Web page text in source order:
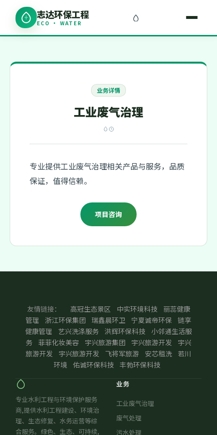
志达环保工程
ECO · WATER
业务详情
工业废气治理
专业提供工业废气治理相关产品与服务，品质
保证，值得信赖。
项目咨询
友情链接： 高冠生态景区 中实环境科技
丽蕊健康
管理
浙江环保集团 瑞鑫晨环卫 宁夏诚帝环保
链享
健康管理
艺兴洗涤服务 洪辉环保科技
小邻通生活服
务 菲菲化妆美容 宇兴旅游集团 宇兴旅游开发
宇兴
旅游开发
宇兴旅游开发 飞将军旅游 安芯租洗
若川
环境
佑诚环保科技 丰勃环保科技
专业水利工程与环境保护服务
商,提供水利工程建设、环境治
理、生态修复、水务运营等综
合服务。绿色、生态、可持续,
业务
工业废气治理
废气处理
污水处理